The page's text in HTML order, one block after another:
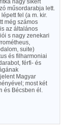
nagy sikert
műsordarabja lett.
fel (a m. kir.
még számos
az általános
s nagy zenekari
suite)
és filharmoniai
férfi- és
Magyar
most két
és Bécsben él.